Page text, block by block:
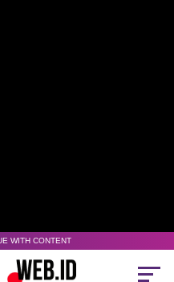
WITH CONTENT